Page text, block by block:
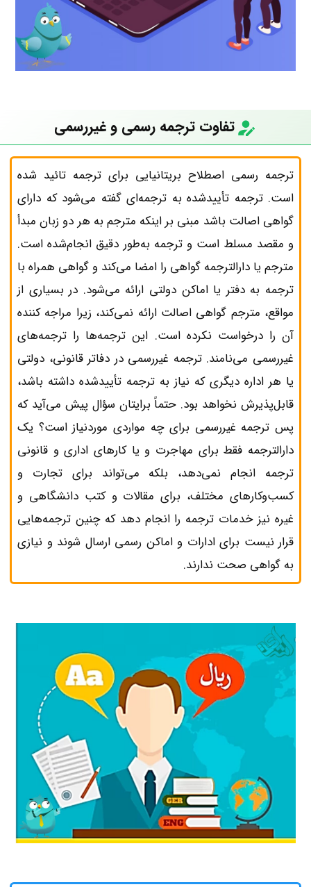
تفاوت ترجمه رسمی و غیررسمی
ترجمه رسمی اصطلاح بریتانیایی برای ترجمه تائید شده
است. ترجمه تأییدشده به ترجمه‌ای گفته می‌شود که دارای
گواهی اصالت باشد مبنی بر اینکه مترجم به هر دو زبان مبدأ
و مقصد مسلط است و ترجمه به‌طور دقیق انجام‌شده است.
مترجم یا دارالترجمه گواهی را امضا می‌کند و گواهی همراه با
ترجمه به دفتر یا اماکن دولتی ارائه می‌شود. در بسیاری از
مواقع، مترجم گواهی اصالت ارائه نمی‌کند، زیرا مراجه کننده
آن را درخواست نکرده است. این ترجمه‌ها را ترجمه‌های
غیررسمی می‌نامند. ترجمه غیررسمی در دفاتر قانونی، دولتی
یا هر اداره دیگری که نیاز به ترجمه تأییدشده داشته باشد،
قابل‌پذیرش نخواهد بود. حتماً برایتان سؤال پیش می‌آید که
پس ترجمه غیررسمی برای چه مواردی موردنیاز است؟ یک
دارالترجمه فقط برای مهاجرت و یا کارهای اداری و قانونی
ترجمه انجام نمی‌دهد، بلکه می‌تواند برای تجارت و
کسب‌وکارهای مختلف، برای مقالات و کتب دانشگاهی و
غیره نیز خدمات ترجمه را انجام دهد که چنین ترجمه‌هایی
قرار نیست برای ادارات و اماکن رسمی ارسال شوند و نیازی
به گواهی صحت ندارند.